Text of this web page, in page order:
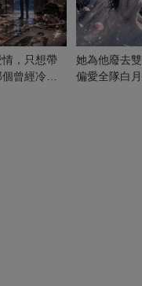
，只想帶
曾經冷漠
她為他廢去
偏愛全隊白